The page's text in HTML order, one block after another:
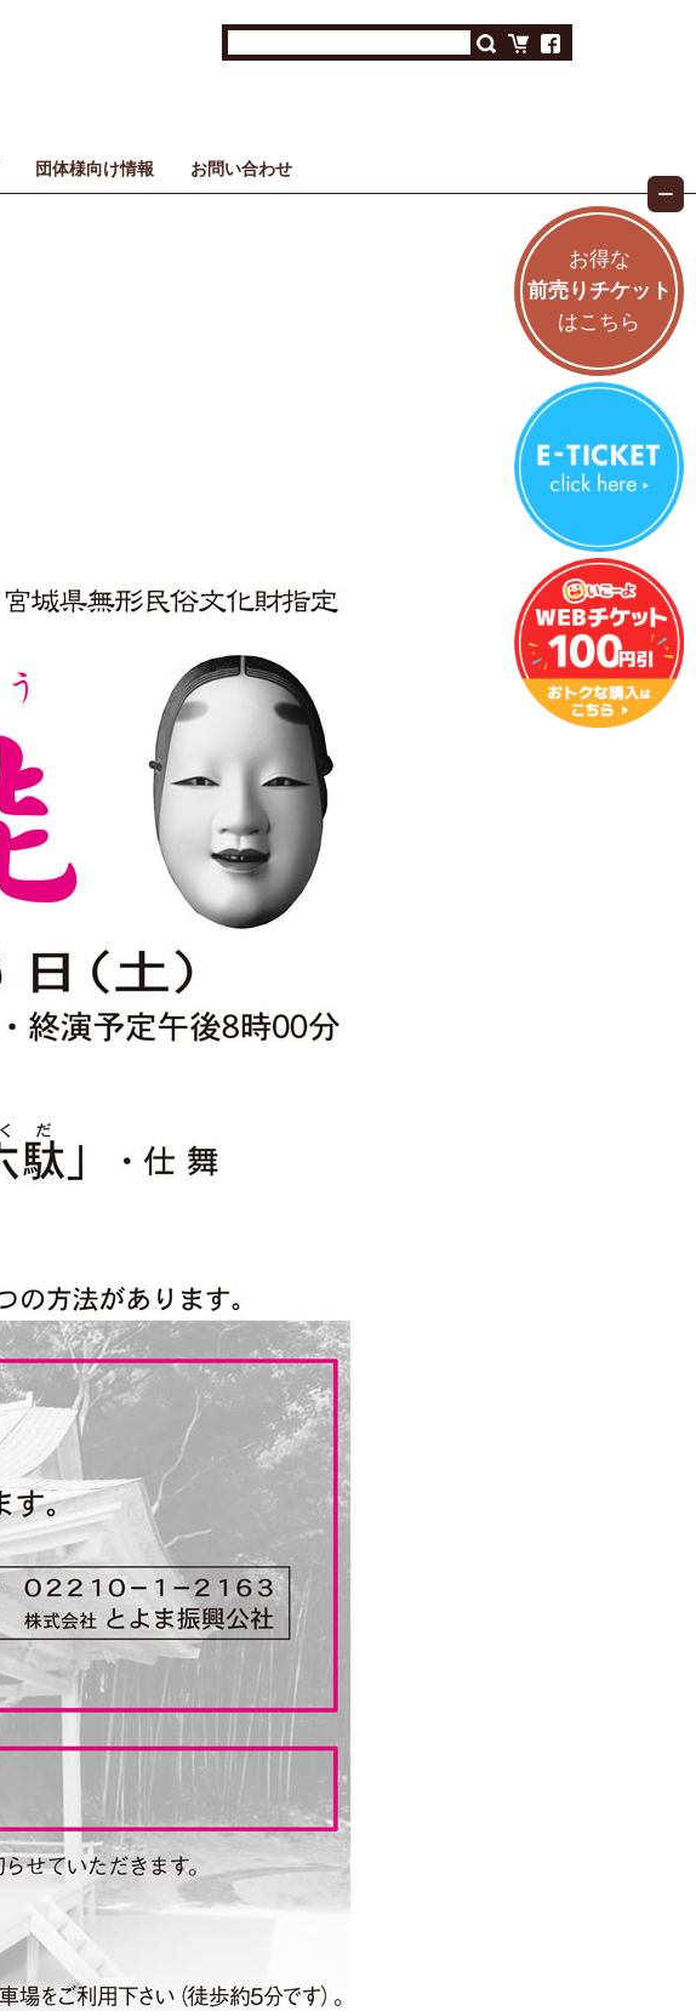
団体様向け情報 お問い合わせ
お得な
前売りチケット
はこちら